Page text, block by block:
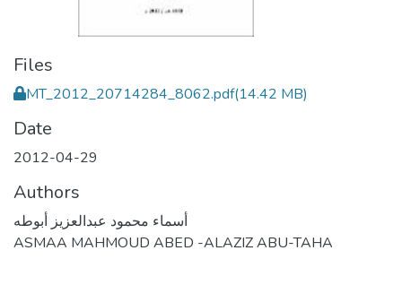
Files
MT_2012_20714284_8062.pdf(14.42 MB)
Date
2012-04-29
Authors
أسماء محمود عبدالعزيز أبوطه
ASMAA MAHMOUD ABED -ALAZIZ ABU-TAHA